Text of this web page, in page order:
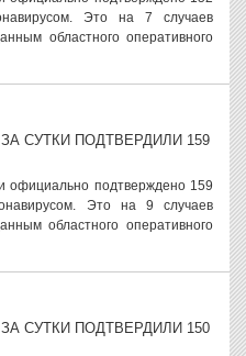
Это на 7 случаев
областного оперативного
СУТКИ ПОДТВЕРДИЛИ 159
официально подтверждено 159
Это на 9 случаев
областного оперативного
СУТКИ ПОДТВЕРДИЛИ 150